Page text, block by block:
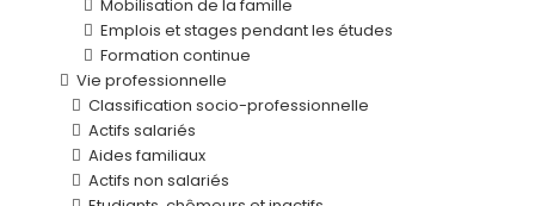
Mobilisation de la famille
Emplois et stages pendant les études
Formation continue
Vie professionnelle
Classification socio-professionnelle
Actifs salariés
Aides familiaux
Actifs non salariés